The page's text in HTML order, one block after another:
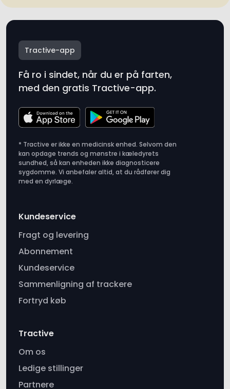
Få ro i sindet, når du er på farten,
med den gratis Tractive-app.
* Tractive er ikke en medicinsk enhed. Selvom den
kan opdage trends og mønstre i kæledyrets
sundhed, så kan enheden ikke diagnosticere
med en dyrlæge.
Kundeservice
Abonnement
Kundeservice
Sammenligning af trackere
Fortryd køb
Tractive
Ledige stillinger
Partnere
Presse
Nyhetsbrev